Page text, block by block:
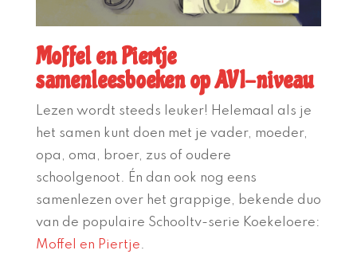
Moffel en Piertje
samenleesboeken op AVI-niveau
Lezen wordt steeds leuker! Helemaal als je
het samen kunt doen met je vader, moeder,
opa, oma, broer, zus of oudere
schoolgenoot. Én dan ook nog eens
samenlezen over het grappige, bekende duo
van de populaire Schooltv-serie Koekeloere:
Moffel en Piertje.